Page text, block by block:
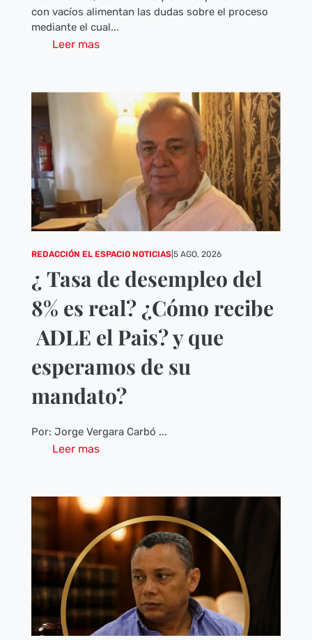
con vacíos alimentan las dudas sobre el proceso
mediante el cual...
Leer mas
REDACCIÓN EL ESPACIO NOTICIAS| 5 AGO, 2026
¿ Tasa de desempleo del
8% es real? ¿Cómo recibe
ADLE el Pais? y que
esperamos de su
mandato?
Por: Jorge Vergara Carbó ...
Leer mas